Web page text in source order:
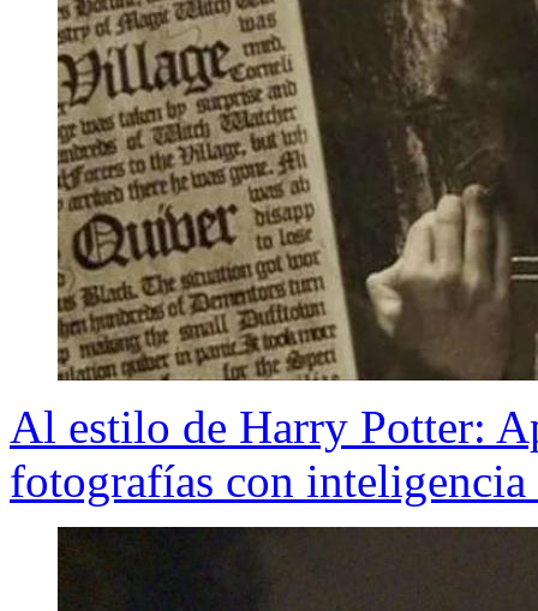
Al estilo de Harry Potter:
fotografías con